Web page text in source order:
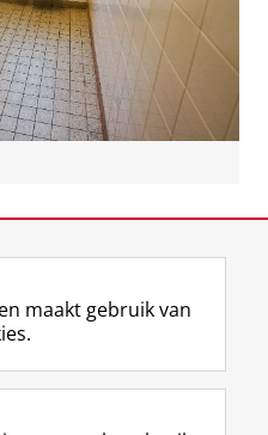
F
a
L
i
R
S
I
n
Y
o
maakt gebruik van